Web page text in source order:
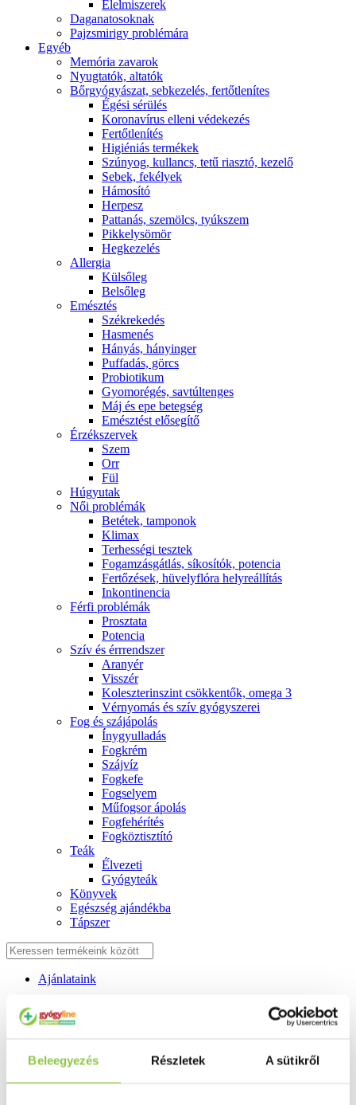
Beleegyezés Részletek A sütikről
É́lelmiszerek
Daganatosoknak
Pajzsmirigy problémára
Egyéb
Memória zavarok
Nyugtatók, altatók
Bőrgyógyászat, sebkezelés, fertőtlenítes
É́gési sérülés
Koronavírus elleni védekezés
Fertőtlenítés
Higiéniás termékek
Szúnyog, kullancs, tetű riasztó, kezelő
Sebek, fekélyek
Hámosító
Herpesz
Pattanás, szemölcs, tyúkszem
Pikkelysömör
Hegkezelés
Allergia
Külsőleg
Belsőleg
Emésztés
Székrekedés
Hasmenés
Hányás, hányinger
Puffadás, görcs
Probiotikum
Gyomorégés, savtúltenges
Máj és epe betegség
Emésztést elősegítő
Érzékszervek
Szem
Orr
Fül
Húgyutak
Női problémák
Betétek, tamponok
Klimax
Terhességi tesztek
Fogamzásgátlás, síkosítók, potencia
Fertőzések, hüvelyflóra helyreállítás
Inkontinencia
Férfi problémák
Prosztata
Potencia
Szív és érrrendszer
Aranyér
Visszér
Koleszterinszint csökkentők, omega 3
Vérnyomás és szív gyógyszerei
Fog és szájápolás
Í́nygyulladás
Fogkrém
Szájvíz
Fogkefe
Fogselyem
Műfogsor ápolás
Fogfehérítés
Fogköztisztító
Teák
É́lvezeti
Gyógyteák
Könyvek
Egészség ajándékba
Tápszer
Ajánlataink
Blog
Ezért veszélyes a HPV-vírus a